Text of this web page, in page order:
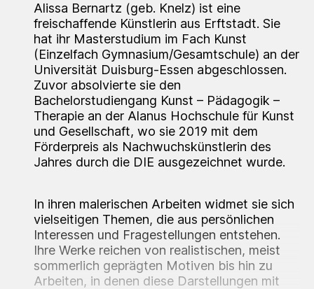
Alissa Bernartz (geb. Knelz) ist eine
freischaffende Künstlerin aus Erftstadt. Sie
hat ihr Masterstudium im Fach Kunst
(Einzelfach Gymnasium/Gesamtschule) an der
Universität Duisburg-Essen abgeschlossen.
Zuvor absolvierte sie den
Bachelorstudiengang Kunst – Pädagogik –
Therapie an der Alanus Hochschule für Kunst
und Gesellschaft, wo sie 2019 mit dem
Förderpreis als Nachwuchskünstlerin des
Jahres durch die DIE ausgezeichnet wurde.
In ihren malerischen Arbeiten widmet sie sich
vielseitigen Themen, die aus persönlichen
Interessen und Fragestellungen entstehen.
Ihre Werke reichen von realistischen, meist
sommerlich geprägten Motiven bis hin zu
Arbeiten, in denen diese Darstellungen mit